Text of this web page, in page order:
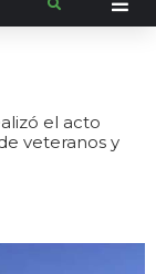
el acto
veteranos y